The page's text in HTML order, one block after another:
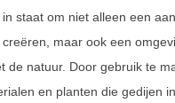
staat om niet alleen een
maar ook een
de natuur. Door gebruik te
en planten die gedijen